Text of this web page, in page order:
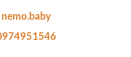
nemo.baby